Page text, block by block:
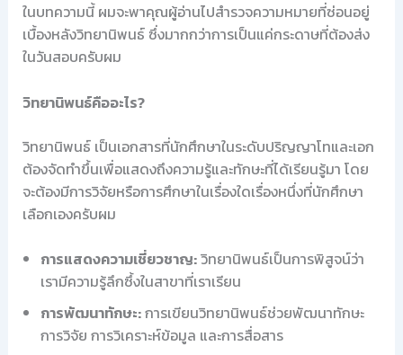
ในบทความนี้ ผมจะพาคุณผู้อ่านไปสำรวจความหมายที่ซ่อนอยู่
เบื้องหลังวิทยานิพนธ์ ซึ่งมากกว่าการเป็นแค่กระดาษที่ต้องส่ง
ในวันสอบครับผม
วิทยานิพนธ์คืออะไร?
วิทยานิพนธ์ เป็นเอกสารที่นักศึกษาในระดับปริญญาโทและเอก
ต้องจัดทำขึ้นเพื่อแสดงถึงความรู้และทักษะที่ได้เรียนรู้มา โดย
จะต้องมีการวิจัยหรือการศึกษาในเรื่องใดเรื่องหนึ่งที่นักศึกษา
เลือกเองครับผม
การแสดงความเชี่ยวชาญ:วิทยานิพนธ์เป็นการพิสูจน์ว่า
เรามีความรู้ลึกซึ้งในสาขาที่เราเรียน
การพัฒนาทักษะ:การเขียนวิทยานิพนธ์ช่วยพัฒนาทักษะ
การวิจัย การวิเคราะห์ข้อมูล และการสื่อสาร